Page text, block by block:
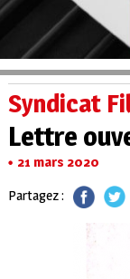
Syndicat
Lettre
21 mars 2020
Partagez :